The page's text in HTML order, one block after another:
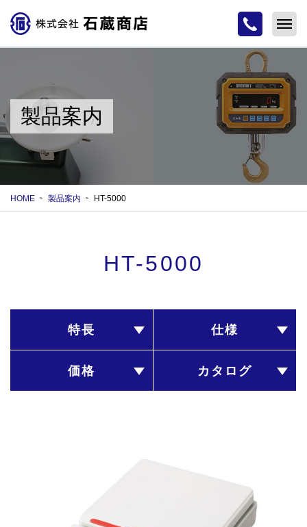
製品案内
HOME 製品案内 HT-5000
HT-5000
特長 仕様
価格 カタログ